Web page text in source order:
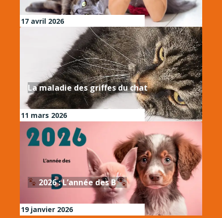
17 avril 2026
La maladie des griffes du chat
11 mars 2026
2026 : L’année des B
19 janvier 2026